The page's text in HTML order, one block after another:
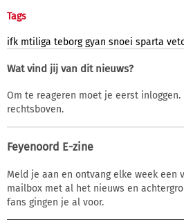
Tags
ifk mtiliga teborg gyan snoei sparta
Wat vind jij van dit nieuws?
Om te reageren moet je eerst
rechtsboven.
Feyenoord E-zine
Meld je aan en ontvang elke week een
mailbox met al het nieuws en
fans gingen je al voor.